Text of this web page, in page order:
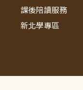
課後陪讀服務
新北學專區